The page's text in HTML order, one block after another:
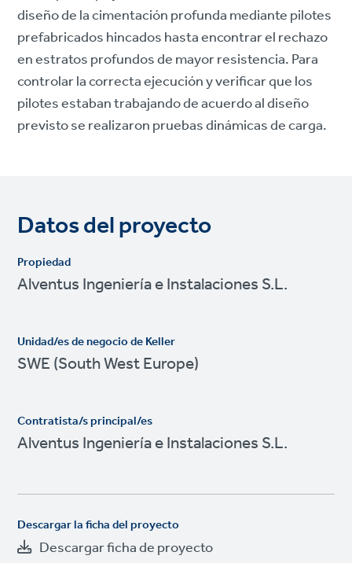
diseño de la cimentación profunda mediante pilotes
prefabricados hincados hasta encontrar el rechazo
en estratos profundos de mayor resistencia. Para
controlar la correcta ejecución y verificar que los
pilotes estaban trabajando de acuerdo al diseño
previsto se realizaron pruebas dinámicas de carga.
Datos del proyecto
Propiedad
Alventus Ingeniería e Instalaciones S.L.
Unidad/es de negocio de Keller
SWE (South West Europe)
Contratista/s principal/es
Alventus Ingeniería e Instalaciones S.L.
Descargar la ficha del proyecto
Descargar ficha de proyecto